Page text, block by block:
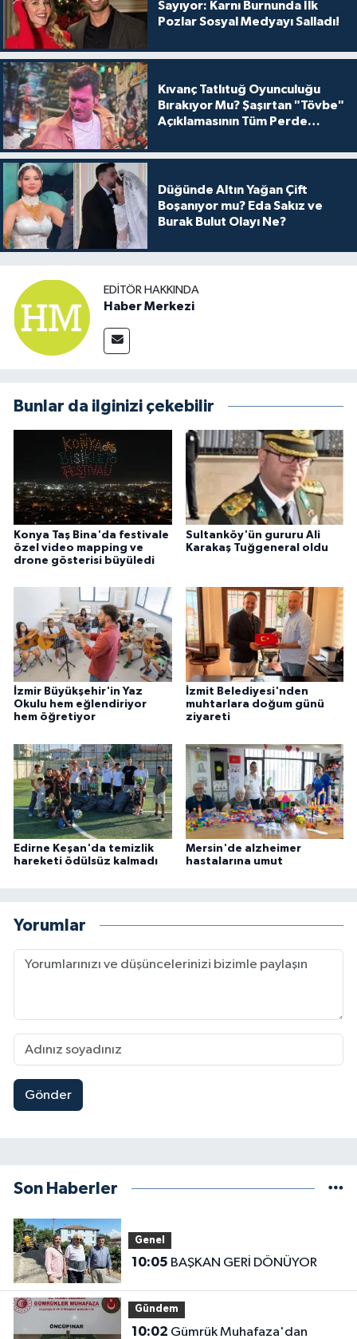
Sayıyor: Karnı Burnunda İlk
Pozlar Sosyal Medyayı Salladı!
Kıvanç Tatlıtuğ Oyunculuğu
Bırakıyor Mu? Şaşırtan "Tövbe"
Açıklamasının Tüm Perde
Düğünde Altın Yağan Çift
Boşanıyor mu? Eda Sakız ve
Burak Bulut Olayı Ne?
EDITÖR HAKKINDA
Haber Merkezi
Bunlar da ilginizi çekebilir
Konya Taş Bina'da festivale
özel video mapping ve
drone gösterisi büyüledi
Sultanköy'ün gururu Ali
Karakaş Tuğgeneral oldu
İzmir Büyükşehir'in Yaz
Okulu hem eğlendiriyor
hem öğretiyor
İzmit Belediyesi'nden
muhtarlara doğum günü
ziyareti
Edirne Keşan'da temizlik
hareketi ödülsüz kalmadı
Mersin'de alzheimer
hastalarına umut
Yorumlar
Gönder
Son Haberler
Genel
10:05 BAŞKAN GERİ DÖNÜYOR
Gündem
10:02